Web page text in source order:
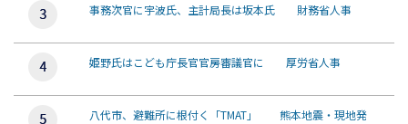
事務次官に宇波氏、主計局長は坂本氏 財務省人事
姫野氏はこども庁長官官房審議官に 厚労省人事
八代市、避難所に根付く「TMAT」 熊本地震・現地発